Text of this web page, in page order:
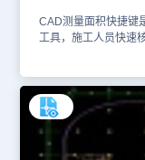
CAD测量面积快捷键
工具，施工人员快速
间设计图资源中、使
纸。该学生食堂二层
等因素，规划设计了
CAD 图纸施工，就知
该如何摆放，楼梯该